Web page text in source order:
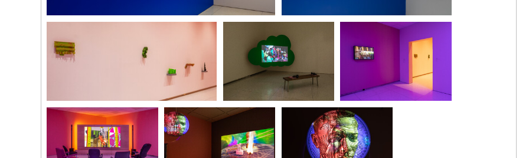
(260)
黃炳，《耳屎落
石》，2022
展覽現場
Me?”，斯瑪特美術館，2019年。攝影：Michael Tropea
展覽現場
“楊嘉輝：Silver Moon or Golden Star, Which
Will You Buy of Me?”，斯瑪特美術館，2019
年。攝影：Michael Tropea
展覽現場
“楊嘉輝：Silver Moon or Golden Star, Which
Will You Buy of Me?”，斯瑪特美術館，2019
年。攝影：Michael Tropea
展覽現場
“楊嘉輝：Silver Moon or
Golden Star, Which Will You Buy
of Me?”，斯瑪特美術館，
2019年。攝影：Michael
Tropea
展覽現場
“楊嘉輝：Silver Moon or
Golden Star, Which Will You Buy
of Me?”，斯瑪特美術館，
2019年。攝影：Michael
Tropea